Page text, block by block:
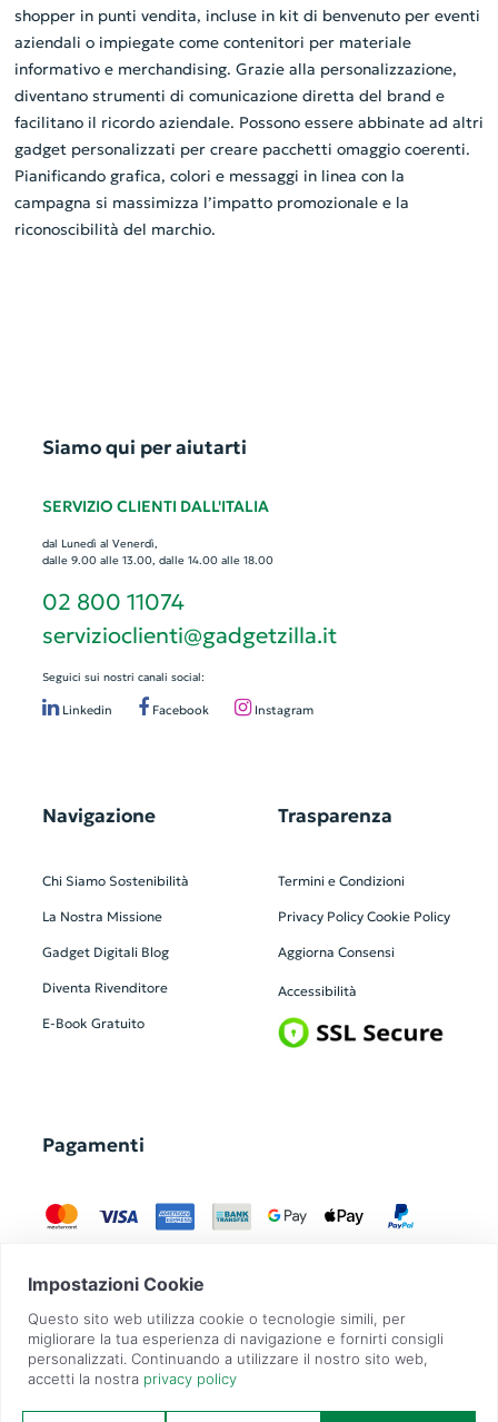
shopper in punti vendita, incluse in kit di benvenuto per eventi
aziendali o impiegate come contenitori per materiale
informativo e merchandising. Grazie alla personalizzazione,
diventano strumenti di comunicazione diretta del brand e
facilitano il ricordo aziendale. Possono essere abbinate ad altri
gadget personalizzati per creare pacchetti omaggio coerenti.
Pianificando grafica, colori e messaggi in linea con la
campagna si massimizza l’impatto promozionale e la
riconoscibilità del marchio.
Siamo qui per aiutarti
SERVIZIO CLIENTI DALL'ITALIA
dal Lunedì al Venerdì,
dalle 9.00 alle 13.00, dalle 14.00 alle 18.00
02 800 11074
servizioclienti@gadgetzilla.it
Seguici sui nostri canali social:
Linkedin Facebook Instagram
Navigazione
Chi Siamo Sostenibilità
La Nostra Missione
Gadget Digitali Blog
Diventa Rivenditore
E-Book Gratuito
Trasparenza
Termini e Condizioni
Privacy Policy Cookie Policy
Aggiorna Consensi
Accessibilità
Pagamenti
GadgetZilla è un Brand di Overbi S.r.l.| realizzato con Contit
| © 2026 Tutti
i diritti riservati | P.IVA: 09351560967